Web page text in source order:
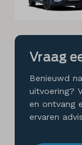
Vraag
Benieuwd
uitvoering?
en ontvang
ervaren